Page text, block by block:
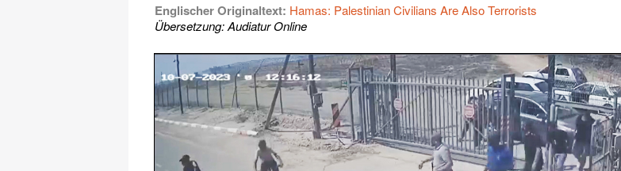
Englischer Originaltext: Hamas: Palestinian Civilians Are Also Terrorists
Übersetzung: Audiatur Online